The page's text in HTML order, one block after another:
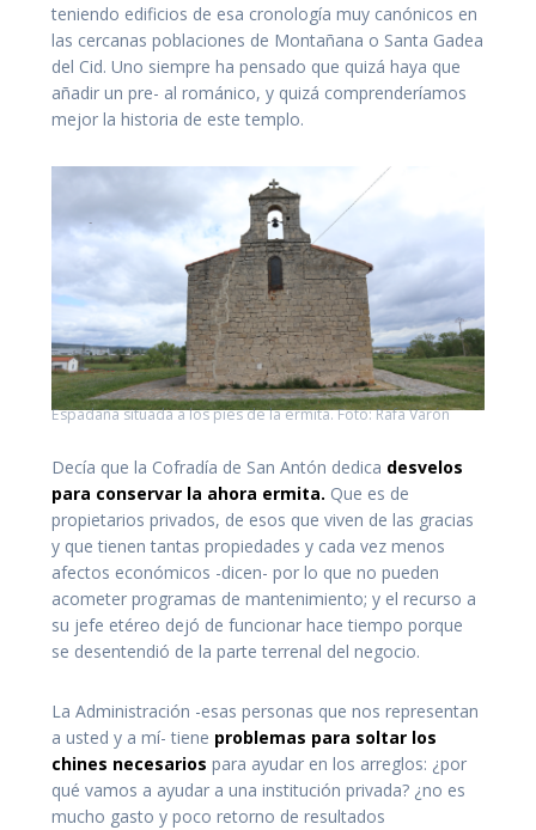
teniendo edificios de esa cronología muy canónicos en
las cercanas poblaciones de Montañana o Santa Gadea
del Cid. Uno siempre ha pensado que quizá haya que
añadir un pre- al románico, y quizá comprenderíamos
mejor la historia de este templo.
Espadaña situada a los pies de la ermita. Foto: Rafa Varón
Decía que la Cofradía de San Antón dedica desvelos
para conservar la ahora ermita. Que es de
propietarios privados, de esos que viven de las gracias
y que tienen tantas propiedades y cada vez menos
afectos económicos -dicen- por lo que no pueden
acometer programas de mantenimiento; y el recurso a
su jefe etéreo dejó de funcionar hace tiempo porque
se desentendió de la parte terrenal del negocio.
La Administración -esas personas que nos representan
a usted y a mí- tiene problemas para soltar los
chines necesarios para ayudar en los arreglos: ¿por
qué vamos a ayudar a una institución privada? ¿no es
mucho gasto y poco retorno de resultados